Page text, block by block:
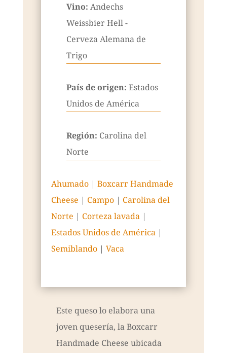
Vino: Andechs
Weissbier Hell -
Cerveza Alemana de
Trigo
País de origen: Estados
Unidos de América
Región: Carolina del
Norte
Ahumado| Boxcarr Handmade
Cheese | Campo| Carolina del
Norte | Corteza lavada|
Estados Unidos de América|
Semiblando| Vaca
Este queso lo elabora una
joven quesería, la Boxcarr
Handmade Cheese ubicada